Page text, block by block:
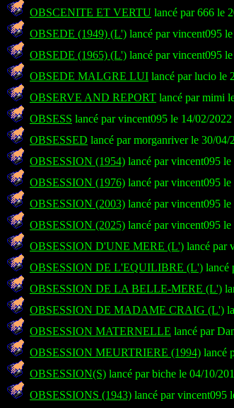
OBSCENITE ET VERTU lancé par 666 le
OBSEDE (1949) (L') lancé par vincent095
OBSEDE (1965) (L') lancé par vincent095
OBSEDE MALGRE LUI lancé par lucio le
OBSERVE AND REPORT lancé par mimi
OBSESS lancé par vincent095 le 14/02/2022
OBSESSED lancé par morganriver le 30/04/
OBSESSION (1954) lancé par vincent095
OBSESSION (1976) lancé par vincent095 le
OBSESSION (2003) lancé par vincent095
OBSESSION (2025) lancé par vincent095
OBSESSION D'UNE MERE (L') lancé par
OBSESSION DE L'EQUILIBRE (L') lancé
OBSESSION DE LA BELLE-MERE (L')
OBSESSION DE MADAME CRAIG (L')
OBSESSION MATERNELLE lancé par
OBSESSION MEURTRIERE (1994) lancé
OBSESSION(S) lancé par biche le 04/10/
OBSESSIONS (1943) lancé par vincent095